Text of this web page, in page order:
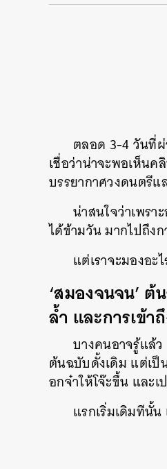
ตลอด 3-4 วันที่ผ่
เชื่อว่าน่าจะพอเห็น
บรรยากาศวงดนตรีแ
น่าสนใจว่าเพร
ได้ข้ามวัน มากไปถึง
แต่เราจะมองอ
‘สมองจนจน’
ล้ำ และการเข้า
บางคนอาจรู้แล้ว
ต้นฉบับดั้งเดิม แต่เป็
อกจ๋าให้โจ๊ะขึ้น และ
แรกเริ่มเดิมทีนั้